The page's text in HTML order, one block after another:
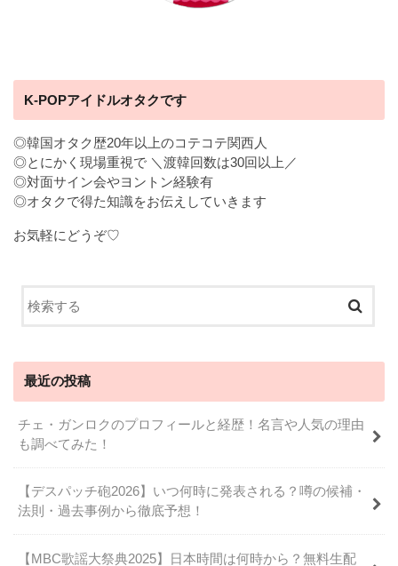
K-POPアイドルオタクです
◎韓国オタク歴20年以上のコテコテ関西人
◎とにかく現場重視で ＼渡韓回数は30回以上／
◎対面サイン会やヨントン経験有
◎オタクで得た知識をお伝えしていきます
お気軽にどうぞ♡
最近の投稿
チェ・ガンロクのプロフィールと経歴！名言や人気の理由
も調べてみた！
【デスパッチ砲2026】いつ何時に発表される？噂の候補・
法則・過去事例から徹底予想！
【MBC歌謡大祭典2025】日本時間は何時から？無料生配